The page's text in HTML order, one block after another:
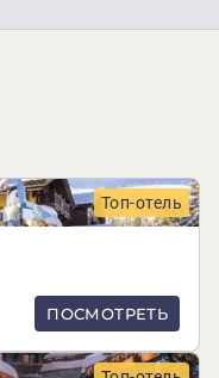
Топ-отель
ПОСМОТРЕТЬ